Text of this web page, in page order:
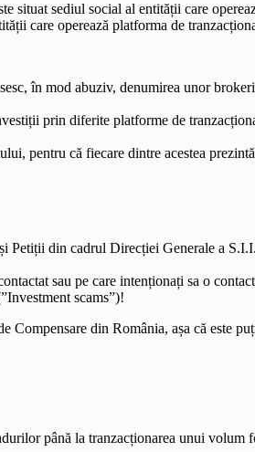
situat sediul social al entității care
care operează platforma de
în mod abuziv, denumirea unor
prin diferite platforme de
pentru că fiecare dintre acestea
Petiții din cadrul Direcției Generale a
sau pe care intenționați sa o
scams”)!
din România, așa că este
până la tranzacționarea unui volum